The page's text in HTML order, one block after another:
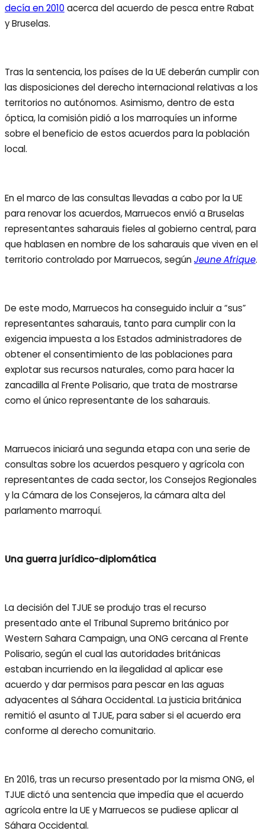
decía en 2010 acerca del acuerdo de pesca entre Rabat
y Bruselas.
Tras la sentencia, los países de la UE deberán cumplir con
las disposiciones del derecho internacional relativas a los
territorios no autónomos. Asimismo, dentro de esta
óptica, la comisión pidió a los marroquíes un informe
sobre el beneficio de estos acuerdos para la población
local.
En el marco de las consultas llevadas a cabo por la UE
para renovar los acuerdos, Marruecos envió a Bruselas
representantes saharauis fieles al gobierno central, para
que hablasen en nombre de los saharauis que viven en el
territorio controlado por Marruecos, segúnJeune Afrique.
De este modo, Marruecos ha conseguido incluir a “sus”
representantes saharauis, tanto para cumplir con la
exigencia impuesta a los Estados administradores de
obtener el consentimiento de las poblaciones para
explotar sus recursos naturales, como para hacer la
zancadilla al Frente Polisario, que trata de mostrarse
como el único representante de los saharauis.
Marruecos iniciará una segunda etapa con una serie de
consultas sobre los acuerdos pesquero y agrícola con
representantes de cada sector, los Consejos Regionales
y la Cámara de los Consejeros, la cámara alta del
parlamento marroquí.
Una guerra jurídico-diplomática
La decisión del TJUE se produjo tras el recurso
presentado ante el Tribunal Supremo británico por
Western Sahara Campaign, una ONG cercana al Frente
Polisario, según el cual las autoridades británicas
estaban incurriendo en la ilegalidad al aplicar ese
acuerdo y dar permisos para pescar en las aguas
adyacentes al Sáhara Occidental. La justicia británica
remitió el asunto al TJUE, para saber si el acuerdo era
conforme al derecho comunitario.
En 2016, tras un recurso presentado por la misma ONG, el
TJUE dictó una sentencia que impedía que el acuerdo
agrícola entre la UE y Marruecos se pudiese aplicar al
Sáhara Occidental.